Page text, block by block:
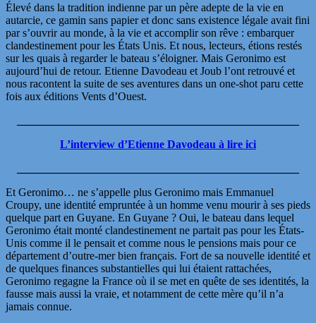
Élevé dans la tradition indienne par un père adepte de la vie en
autarcie, ce gamin sans papier et donc sans existence légale avait fini
par s’ouvrir au monde, à la vie et accomplir son rêve : embarquer
clandestinement pour les États Unis. Et nous, lecteurs, étions restés
sur les quais à regarder le bateau s’éloigner. Mais Geronimo est
aujourd’hui de retour. Etienne Davodeau et Joub l’ont retrouvé et
nous racontent la suite de ses aventures dans un one-shot paru cette
fois aux éditions Vents d’Ouest.
L’interview d’Etienne Davodeau à lire ici
Et Geronimo… ne s’appelle plus Geronimo mais Emmanuel
Croupy, une identité empruntée à un homme venu mourir à ses pieds
quelque part en Guyane. En Guyane ? Oui, le bateau dans lequel
Geronimo était monté clandestinement ne partait pas pour les États-
Unis comme il le pensait et comme nous le pensions mais pour ce
département d’outre-mer bien français. Fort de sa nouvelle identité et
de quelques finances substantielles qui lui étaient rattachées,
Geronimo regagne la France où il se met en quête de ses identités, la
fausse mais aussi la vraie, et notamment de cette mère qu’il n’a
jamais connue.